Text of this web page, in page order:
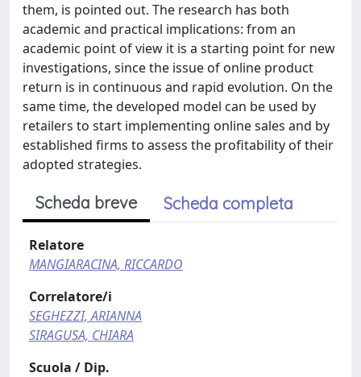
them, is pointed out. The research has both
academic and practical implications: from an
academic point of view it is a starting point for new
investigations, since the issue of online product
return is in continuous and rapid evolution. On the
same time, the developed model can be used by
retailers to start implementing online sales and by
established firms to assess the profitability of their
adopted strategies.
Scheda breve Scheda completa
Relatore
MANGIARACINA, RICCARDO
Correlatore/i
SEGHEZZI, ARIANNA
SIRAGUSA, CHIARA
Scuola / Dip.